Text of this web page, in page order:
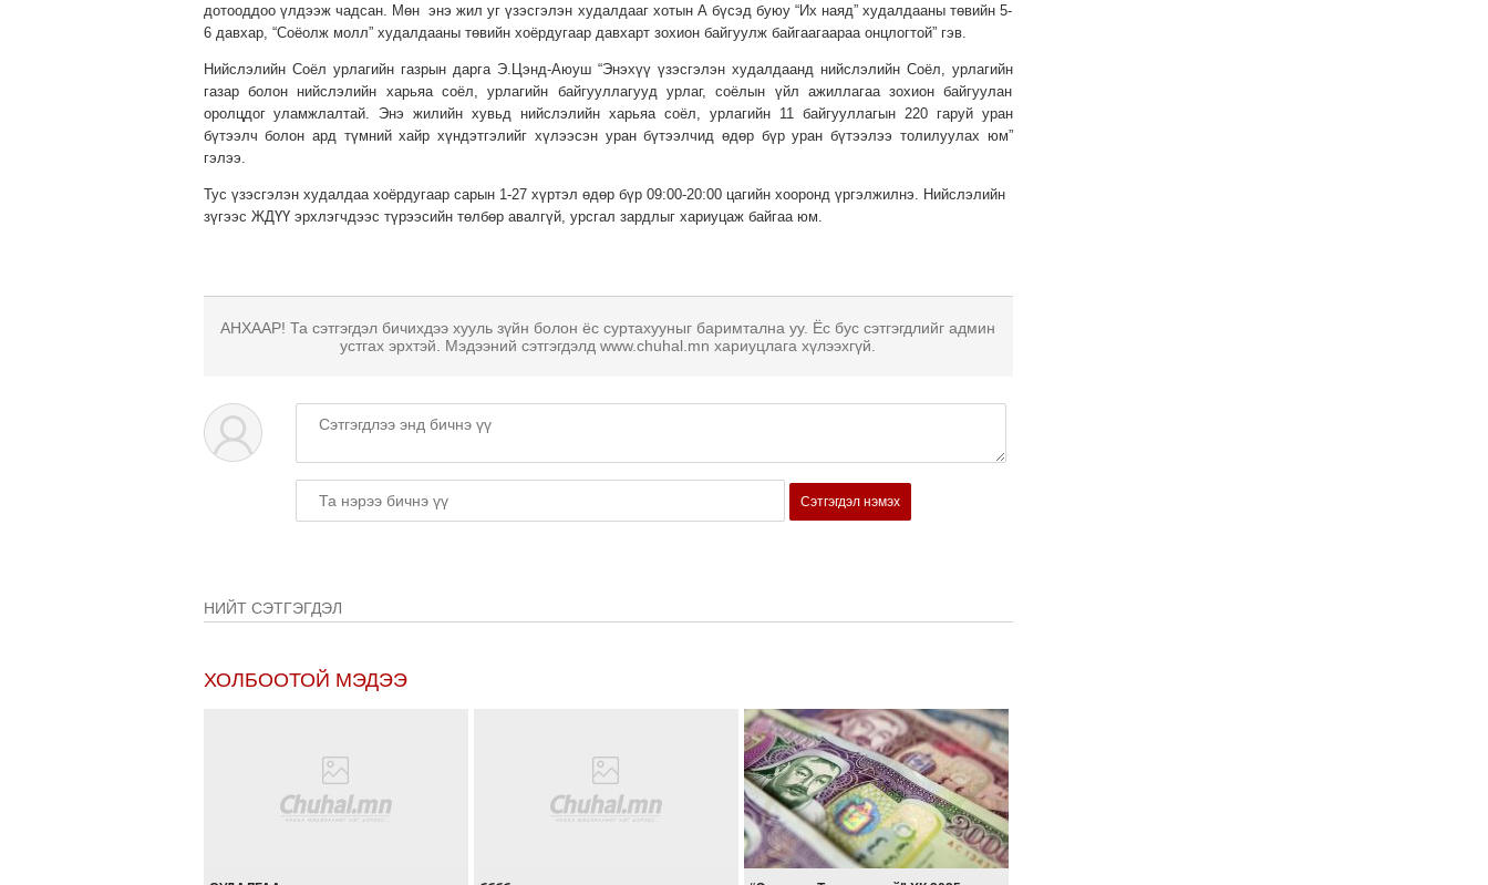
дотооддоо үлдээж чадсан. Мөн энэ жил уг үзэсгэлэн худалдааг хотын А бүсэд буюу “Их наяд” худалдааны төвийн 5-
6 давхар, “Соёолж молл” худалдааны төвийн хоёрдугаар давхарт зохион байгуулж байгаагаараа онцлогтой” гэв.
Нийслэлийн Соёл урлагийн газрын дарга Э.Цэнд-Аюуш “Энэхүү үзэсгэлэн худалдаанд нийслэлийн Соёл, урлагийн
газар болон нийслэлийн харьяа соёл, урлагийн байгууллагууд урлаг, соёлын үйл ажиллагаа зохион байгуулан
оролцдог уламжлалтай. Энэ жилийн хувьд нийслэлийн харьяа соёл, урлагийн 11 байгууллагын 220 гаруй уран
бүтээлч болон ард түмний хайр хүндэтгэлийг хүлээсэн уран бүтээлчид өдөр бүр уран бүтээлээ толилуулах юм”
гэлээ.
Тус үзэсгэлэн худалдаа хоёрдугаар сарын 1-27 хүртэл өдөр бүр 09:00-20:00 цагийн хооронд үргэлжилнэ. Нийслэлийн
зүгээс ЖДҮҮ эрхлэгчдээс түрээсийн төлбөр авалгүй, урсгал зардлыг хариуцаж байгаа юм.
АНХААР! Та сэтгэгдэл бичихдээ хууль зүйн болон ёс суртахууныг баримтална уу. Ёс бус сэтгэгдлийг админ
устгах эрхтэй. Мэдээний сэтгэгдэлд www.chuhal.mn хариуцлага хүлээхгүй.
Сэтгэгдэл нэмэх
НИЙТ СЭТГЭГДЭЛ
ХОЛБООТОЙ МЭДЭЭ